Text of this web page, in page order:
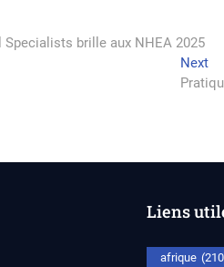
Specialists brille aux NHEA 2025
Next
Liens
afrique